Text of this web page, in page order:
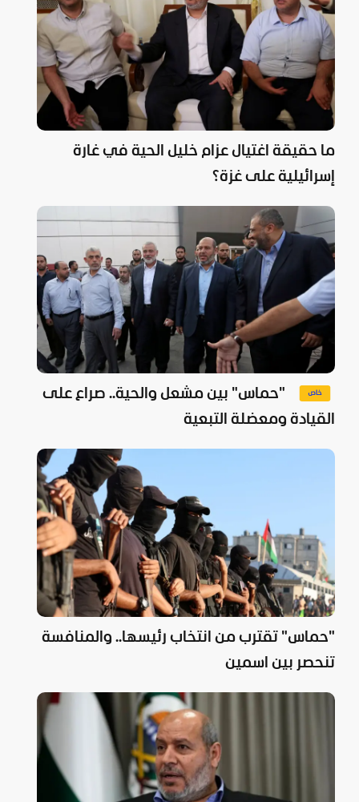
ما حقيقة اغتيال عزام خليل الحية في غارة
إسرائيلية على غزة؟
"حماس" بين مشعل والحية.. صراع على
القيادة ومعضلة التبعية
"حماس" تقترب من انتخاب رئيسها.. والمنافسة
تنحصر بين اسمين